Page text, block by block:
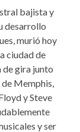
bajista y
desarrollo
murió hoy
ciudad de
de gira junto
de Memphis,
y Steve
y ser